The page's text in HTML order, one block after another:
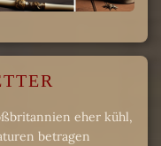
eher kühl,
betragen